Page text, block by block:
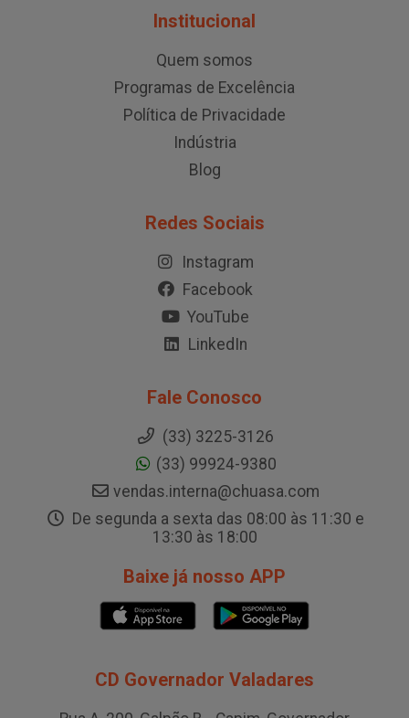
Institucional
Quem somos
Programas de Excelência
Política de Privacidade
Indústria
Blog
Redes Sociais
Instagram
Facebook
YouTube
LinkedIn
Fale Conosco
(33) 3225-3126
(33) 99924-9380
vendas.interna@chuasa.com
De segunda a sexta das 08:00 às 11:30 e
13:30 às 18:00
Baixe já nosso APP
CD Governador Valadares